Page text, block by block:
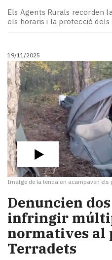
Subscriptors
La
newsletter
Contingut
patrocinat
Lo
més
llegit...
Editorial
Els Agents Rurals recorden
els horaris i la protecció
19/11/2025
Imatge de la tenda on acampaven els
Denuncien
infringir
normatives al
Terradets